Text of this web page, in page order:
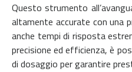
Questo strumento
altamente accurate con una
anche tempi di risposta
precisione ed efficienza, è
di dosaggio per garantire